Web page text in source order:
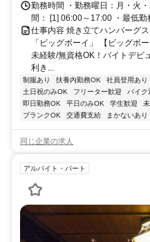
勤務時間 ・勤務曜日：月・火
間： [1] 06:00～17:00 ・最低勤
仕事内容 焼き立てハンバーグ
「ビッグボーイ」 【ビッグボ
未経験/無資格OK！バイトデビ
利き...
制服あり 扶養内勤務OK 社員登用あり
土日祝のみOK
フリーター歓迎 バイク
即日勤務OK
平日のみOK 学生歓迎
ブランクOK
交通費支給 まかないあり
同じ企業の求人
アルバイト・パート